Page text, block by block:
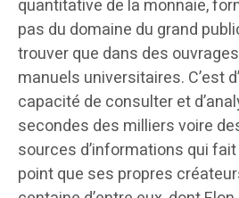
quantitative de la monnaie,
pas du domaine du grand
trouver que dans des
manuels universitaires. C’est
capacité de consulter et
secondes des milliers voire
sources d’informations qui fait
point que ses propres